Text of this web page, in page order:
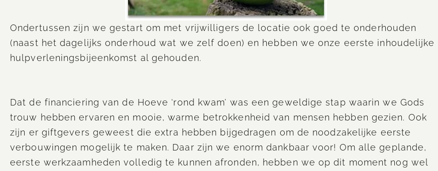
Ondertussen zijn we gestart om met vrijwilligers de locatie ook goed te onderhouden
(naast het dagelijks onderhoud wat we zelf doen) en hebben we onze eerste inhoudelijke
hulpverleningsbijeenkomst al gehouden.
Dat de financiering van de Hoeve ‘rond kwam’ was een geweldige stap waarin we Gods
trouw hebben ervaren en mooie, warme betrokkenheid van mensen hebben gezien. Ook
zijn er giftgevers geweest die extra hebben bijgedragen om de noodzakelijke eerste
verbouwingen mogelijk te maken. Daar zijn we enorm dankbaar voor! Om alle geplande,
eerste werkzaamheden volledig te kunnen afronden, hebben we op dit moment nog wel